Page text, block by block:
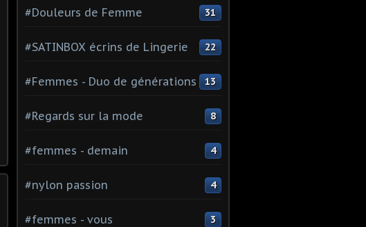
#Douleurs de Femme 31
#SATINBOX écrins de Lingerie 22
#Femmes - Duo de générations 13
#Regards sur la mode 8
#femmes - demain 4
#nylon passion 4
#femmes - vous 3